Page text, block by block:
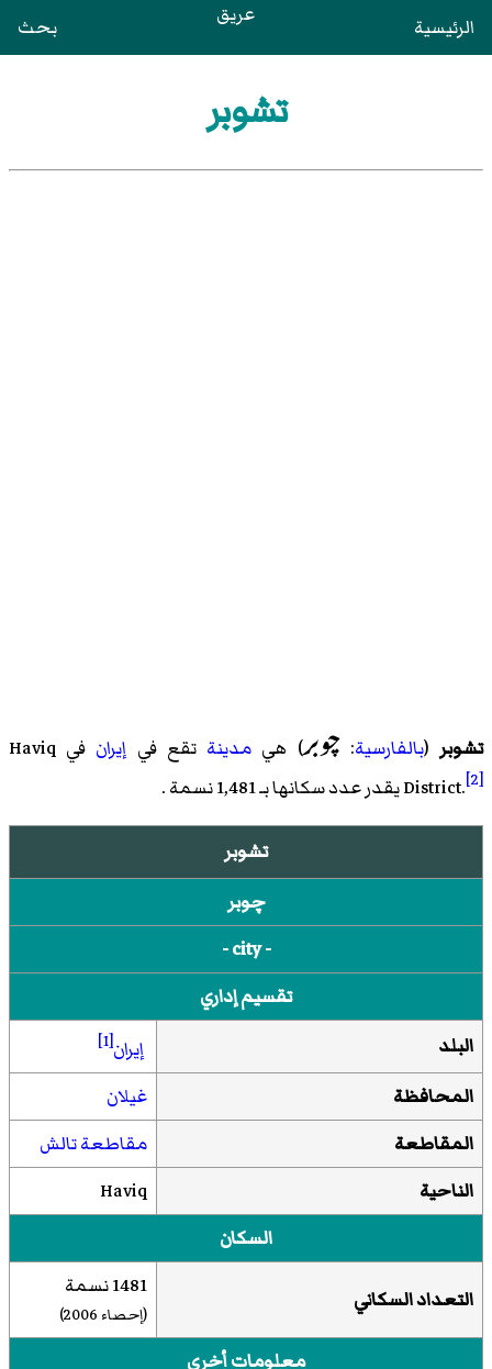
الرئيسية عريق بحث
تشوبر
تشوبر(بالفارسية:چوبر) هي مدينة تقع في إيران في Haviq
District.[2] يقدر عدد سكانها بـ 1,481 نسمة .
تشوبر
چوبر
- city -
تقسيم إداري
البلد
إيران[1]
المحافظة
غيلان
المقاطعة
مقاطعة تالش
الناحية
Haviq
السكان
التعداد السكاني 1481 نسمة
(إحصاء 2006)
معلومات أخرى